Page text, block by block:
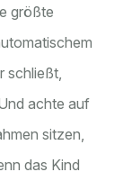
größte
schließt,
achte auf
sitzen,
das Kind